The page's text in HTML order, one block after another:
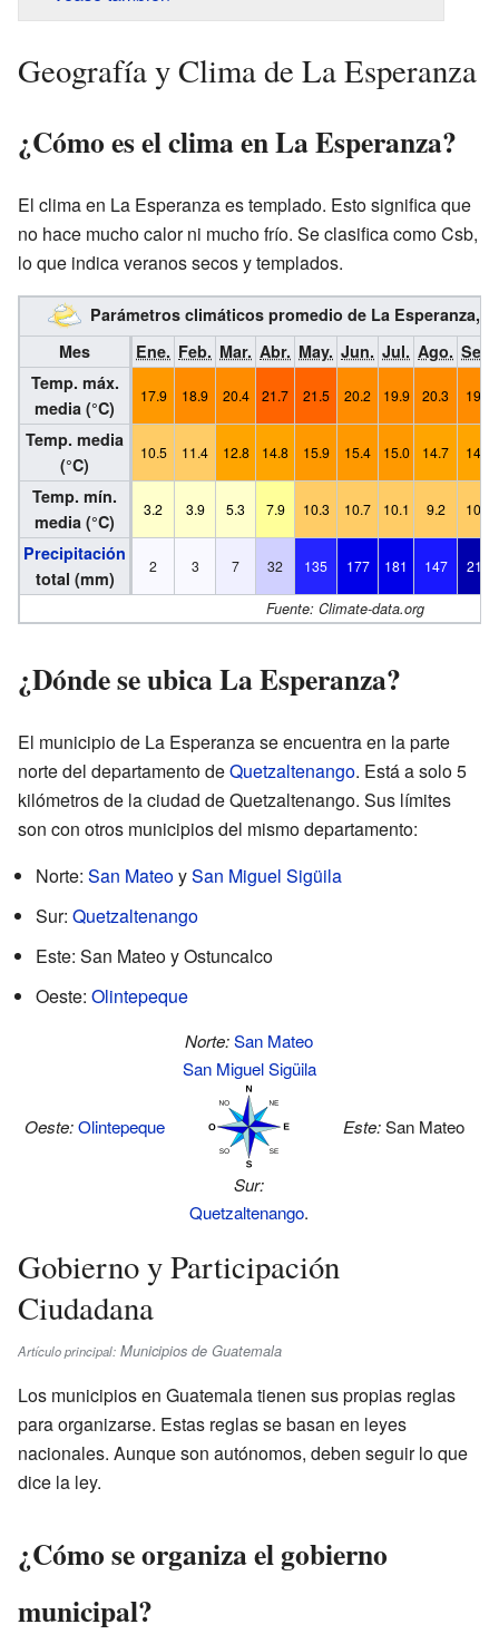
Geografía y Clima de La Esperanza
¿Cómo es el clima en La Esperanza?
El clima en La Esperanza es templado. Esto significa que
no hace mucho calor ni mucho frío. Se clasifica como Csb,
lo que indica veranos secos y templados.
Parámetros climáticos promedio de La Esperanza,
Mes
Ene. Feb. Mar. Abr. May. Jun. Jul. Ago. Sep.
Temp. máx.
media (°C)
17.9 18.9 20.4 21.7 21.5 20.2 19.9 20.3 19.8
Temp. media
(°C)
10.5 11.4 12.8 14.8 15.9 15.4 15.0 14.7 14.9
Temp. mín.
media (°C)
3.2 3.9 5.3 7.9 10.3 10.7 10.1 9.2 10.0
Precipitación
total (mm)
2 3 7 32 135 177 181 147 216
Fuente: Climate-data.org
¿Dónde se ubica La Esperanza?
El municipio de La Esperanza se encuentra en la parte
norte del departamento deQuetzaltenango. Está a solo 5
kilómetros de la ciudad de Quetzaltenango. Sus límites
son con otros municipios del mismo departamento:
Norte: San MateoySan Miguel Sigüila
Sur: Quetzaltenango
Este: San Mateo y Ostuncalco
Oeste: Olintepeque
Norte:San Mateo
San Miguel Sigüila
Oeste:Olintepeque Este:San Mateo
Sur:
Quetzaltenango.
Gobierno y Participación
Ciudadana
Artículo principal: Municipios de Guatemala
Los municipios en Guatemala tienen sus propias reglas
para organizarse. Estas reglas se basan en leyes
nacionales. Aunque son autónomos, deben seguir lo que
dice la ley.
¿Cómo se organiza el gobierno
municipal?